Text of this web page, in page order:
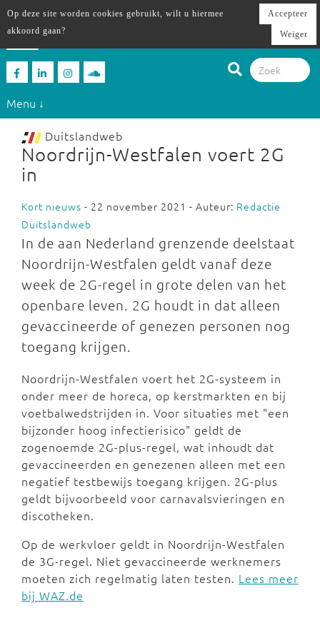
Menu ↓
Duitslandweb
Noordrijn-Westfalen voert 2G
in
Kort nieuws - 22 november 2021 - Auteur: Redactie
Duitslandweb
In de aan Nederland grenzende deelstaat
Noordrijn-Westfalen geldt vanaf deze
week de 2G-regel in grote delen van het
openbare leven. 2G houdt in dat alleen
gevaccineerde of genezen personen nog
toegang krijgen.
Noordrijn-Westfalen voert het 2G-systeem in
onder meer de horeca, op kerstmarkten en bij
voetbalwedstrijden in. Voor situaties met "een
bijzonder hoog infectierisico" geldt de
zogenoemde 2G-plus-regel, wat inhoudt dat
gevaccineerden en genezenen alleen met een
negatief testbewijs toegang krijgen. 2G-plus
geldt bijvoorbeeld voor carnavalsvieringen en
discotheken.
Op de werkvloer geldt in Noordrijn-Westfalen
de 3G-regel. Niet gevaccineerde werknemers
moeten zich regelmatig laten testen. Lees meer
bij WAZ.de
Op deze site worden cookies gebruikt, wilt u hiermee
akkoord gaan?
Accepteer
Weiger